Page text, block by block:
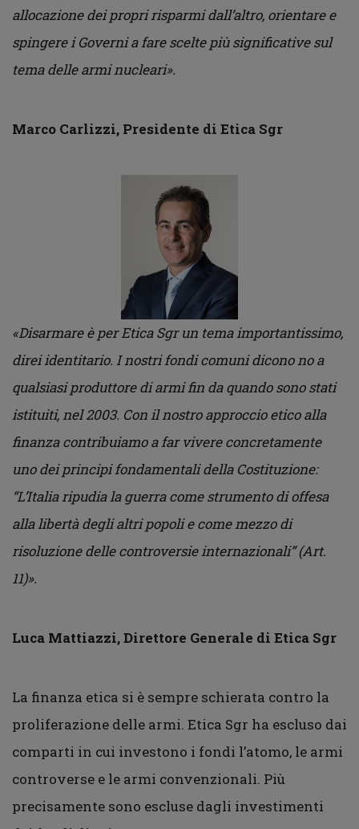
allocazione dei propri risparmi dall’altro, orientare e
spingere i Governi a fare scelte più significative sul
tema delle armi nucleari».
Marco Carlizzi, Presidente di Etica Sgr
«Disarmare è per Etica Sgr un tema importantissimo,
direi identitario. I nostri fondi comuni dicono no a
qualsiasi produttore di armi fin da quando sono stati
istituiti, nel 2003. Con il nostro approccio etico alla
finanza contribuiamo a far vivere concretamente
uno dei principi fondamentali della Costituzione:
“L’Italia ripudia la guerra come strumento di offesa
alla libertà degli altri popoli e come mezzo di
risoluzione delle controversie internazionali” (Art.
11)».
Luca Mattiazzi, Direttore Generale di Etica Sgr
La finanza etica si è sempre schierata contro la
proliferazione delle armi. Etica Sgr ha escluso dai
comparti in cui investono i fondi l’atomo, le armi
controverse e le armi convenzionali. Più
precisamente sono escluse dagli investimenti